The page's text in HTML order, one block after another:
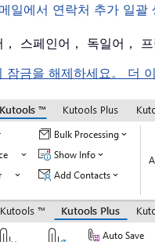
일에서 연락처 추가 일괄
스페인어， 독일어，
금을 해제하세요。 더